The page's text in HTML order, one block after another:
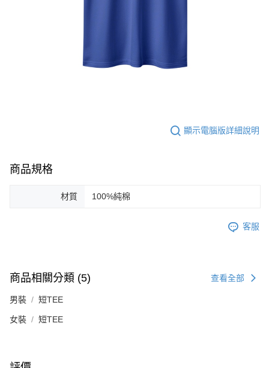
顯示電腦版詳細說明
商品規格
材質 100%純棉
客服
商品相關分類 (5) 查看全部
男裝 短TEE
女裝 短TEE